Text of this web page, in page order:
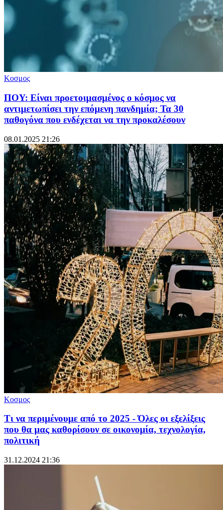
Κοσμος
ΠΟΥ: Είναι προετοιμασμένος ο κόσμος να
αντιμετωπίσει την επόμενη πανδημία; Τα 30
παθογόνα που ενδέχεται να την προκαλέσουν
08.01.2025 21:26
Κοσμος
Τι να περιμένουμε από το 2025 - Όλες οι εξελίξεις
που θα μας καθορίσουν σε οικονομία, τεχνολογία,
πολιτική
31.12.2024 21:36